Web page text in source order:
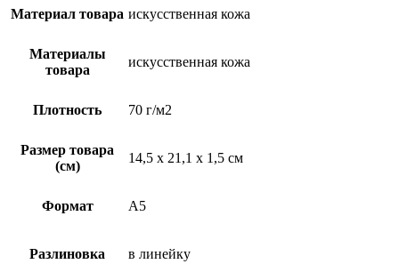
Материал товара искусственная кожа
Материалы
товара
искусственная кожа
Плотность 70 г/м2
Размер товара
(см)
14,5 х 21,1 х 1,5 см
Формат A5
Разлиновка в линейку